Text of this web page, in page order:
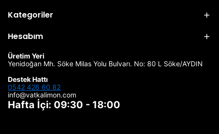
Kategoriler
Hesabım
Üretim Yeri
Yenidoğan Mh. Söke Milas Yolu Bulvarı. No: 80 L Söke/AYDIN
Destek Hattı
0542 426 60 82
info@vatkalimon.com
Hafta İçi: 09:30 - 18:00